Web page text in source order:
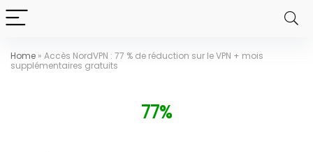
Home » Accès NordVPN : 77 % de réduction sur le VPN + mois
supplémentaires gratuits
77%